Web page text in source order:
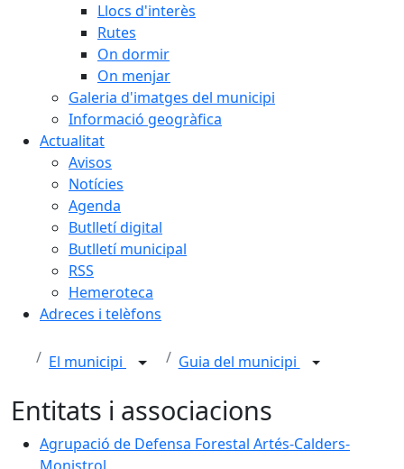
Llocs d'interès
Rutes
On dormir
On menjar
Galeria d'imatges del municipi
Informació geogràfica
Actualitat
Avisos
Notícies
Agenda
Butlletí digital
Butlletí municipal
RSS
Hemeroteca
Adreces i telèfons
El municipi Guia del municipi
Entitats i associacions
Agrupació de Defensa Forestal Artés-Calders-
Agrupació de Defensa Forestal Artés-Calders-